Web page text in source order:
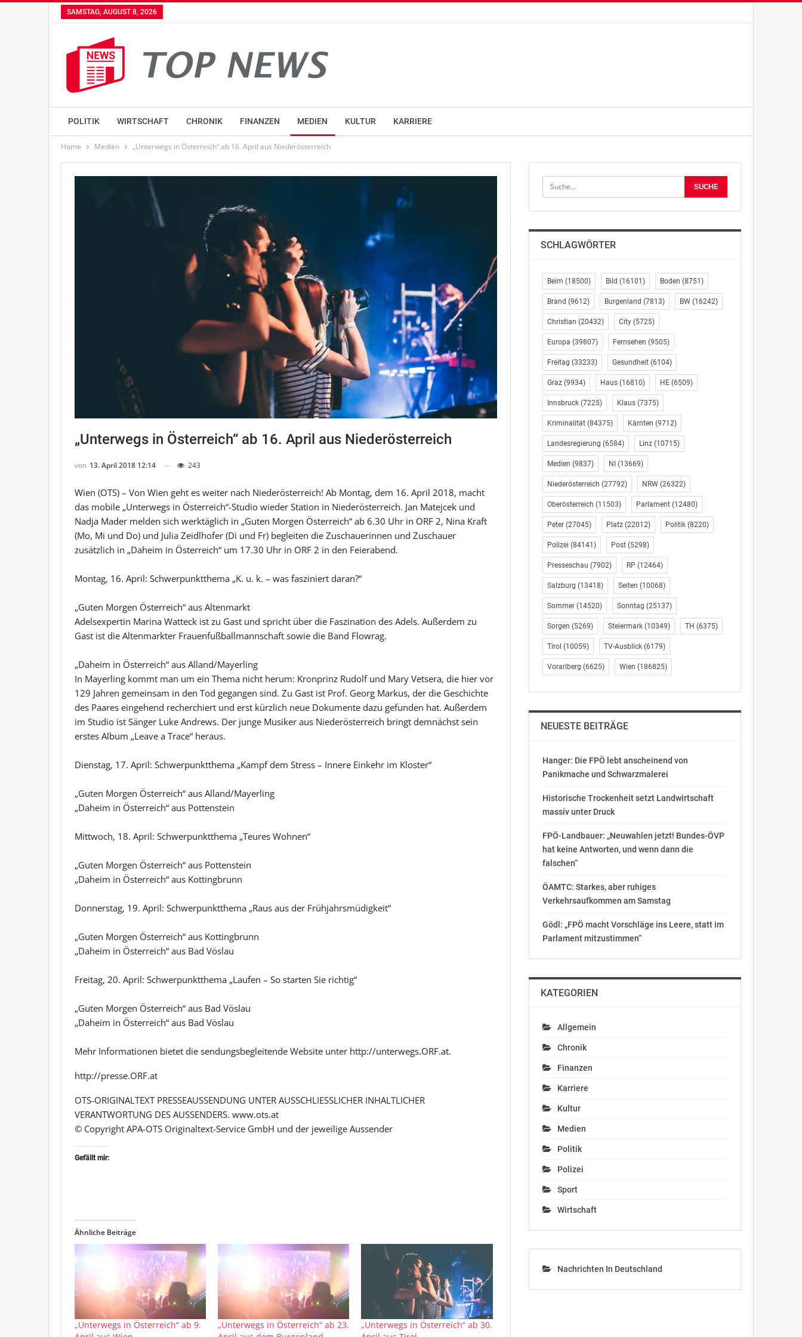
SAMSTAG, AUGUST 8, 2026
POLITIK WIRTSCHAFT CHRONIK FINANZEN MEDIEN KULTUR KARRIERE
Home Medien „Unterwegs in Österreich“ ab 16. April aus Niederösterreich
„Unterwegs in Österreich“ ab 16. April aus Niederösterreich
von 13. April 2018 12:14 243
Wien (OTS) – Von Wien geht es weiter nach Niederösterreich! Ab Montag, dem 16. April 2018, macht
das mobile „Unterwegs in Österreich“-Studio wieder Station in Niederösterreich. Jan Matejcek und
Nadja Mader melden sich werktäglich in „Guten Morgen Österreich“ ab 6.30 Uhr in ORF 2, Nina Kraft
(Mo, Mi und Do) und Julia Zeidlhofer (Di und Fr) begleiten die Zuschauerinnen und Zuschauer
zusätzlich in „Daheim in Österreich“ um 17.30 Uhr in ORF 2 in den Feierabend.
Montag, 16. April: Schwerpunktthema „K. u. k. – was fasziniert daran?“
„Guten Morgen Österreich“ aus Altenmarkt
Adelsexpertin Marina Watteck ist zu Gast und spricht über die Faszination des Adels. Außerdem zu
Gast ist die Altenmarkter Frauenfußballmannschaft sowie die Band Flowrag.
„Daheim in Österreich“ aus Alland/Mayerling
In Mayerling kommt man um ein Thema nicht herum: Kronprinz Rudolf und Mary Vetsera, die hier vor
129 Jahren gemeinsam in den Tod gegangen sind. Zu Gast ist Prof. Georg Markus, der die Geschichte
des Paares eingehend recherchiert und erst kürzlich neue Dokumente dazu gefunden hat. Außerdem
im Studio ist Sänger Luke Andrews. Der junge Musiker aus Niederösterreich bringt demnächst sein
erstes Album „Leave a Trace“ heraus.
Dienstag, 17. April: Schwerpunktthema „Kampf dem Stress – Innere Einkehr im Kloster“
„Guten Morgen Österreich“ aus Alland/Mayerling
„Daheim in Österreich“ aus Pottenstein
Mittwoch, 18. April: Schwerpunktthema „Teures Wohnen“
„Guten Morgen Österreich“ aus Pottenstein
„Daheim in Österreich“ aus Kottingbrunn
Donnerstag, 19. April: Schwerpunktthema „Raus aus der Frühjahrsmüdigkeit“
„Guten Morgen Österreich“ aus Kottingbrunn
„Daheim in Österreich“ aus Bad Vöslau
Freitag, 20. April: Schwerpunktthema „Laufen – So starten Sie richtig“
„Guten Morgen Österreich“ aus Bad Vöslau
„Daheim in Österreich“ aus Bad Vöslau
Mehr Informationen bietet die sendungsbegleitende Website unter http://unterwegs.ORF.at.
http://presse.ORF.at
OTS-ORIGINALTEXT PRESSEAUSSENDUNG UNTER AUSSCHLIESSLICHER INHALTLICHER
VERANTWORTUNG DES AUSSENDERS. www.ots.at
© Copyright APA-OTS Originaltext-Service GmbH und der jeweilige Aussender
Gefällt mir:
Ähnliche Beiträge
„Unterwegs in Österreich“ ab 9.
„Unterwegs in Österreich“ ab 23.
„Unterwegs in Österreich“ ab 30.
SCHLAGWÖRTER
Beim (18500) Bild (16101) Boden (8751)
Brand (9612) Burgenland (7813) BW(16242)
Christian (20432) City(5725)
Europa (39807) Fernsehen (9505)
Freitag (33233) Gesundheit(6104)
Graz(9934) Haus(16810) HE(6509)
Innsbruck(7225) Klaus(7375)
Kriminalität(84375) Kärnten (9712)
Landesregierung (6584) Linz(10715)
Medien (9837) NI (13669)
Niederösterreich (27792) NRW(26322)
Oberösterreich (11503) Parlament(12480)
Peter(27045) Platz(22012) Politik(8220)
Polizei (84141) Post(5298)
Presseschau (7902) RP (12464)
Salzburg (13418) Seiten (10068)
Sommer(14520) Sonntag (25137)
Sorgen (5269) Steiermark(10349) TH (6375)
Tirol (10059) TV-Ausblick(6179)
Vorarlberg (6625) Wien (186825)
NEUESTE BEITRÄGE
Hanger: Die FPÖ lebt anscheinend von
Panikmache und Schwarzmalerei
Historische Trockenheit setzt Landwirtschaft
massiv unter Druck
FPÖ-Landbauer: „Neuwahlen jetzt! Bundes-ÖVP
hat keine Antworten, und wenn dann die
falschen“
ÖAMTC: Starkes, aber ruhiges
Verkehrsaufkommen am Samstag
Gödl: „FPÖ macht Vorschläge ins Leere, statt im
Parlament mitzustimmen“
KATEGORIEN
Allgemein
Chronik
Finanzen
Karriere
Kultur
Medien
Politik
Polizei
Sport
Wirtschaft
Nachrichten In Deutschland